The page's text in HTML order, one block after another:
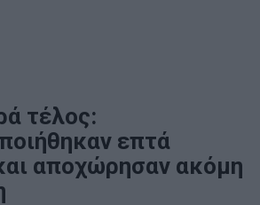
τέλος:
επτά
αποχώρησαν ακόμη